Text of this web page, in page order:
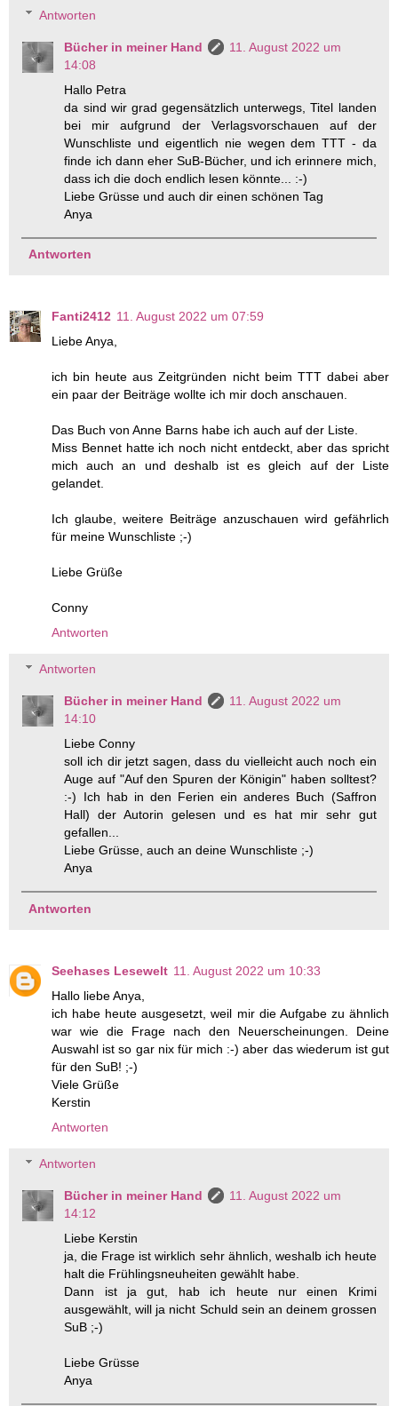
Antworten
Bücher in meiner Hand
11. August 2022 um
14:08
Hallo Petra
da sind wir grad gegensätzlich unterwegs, Titel landen
bei mir aufgrund der Verlagsvorschauen auf der
Wunschliste und eigentlich nie wegen dem TTT - da
finde ich dann eher SuB-Bücher, und ich erinnere mich,
dass ich die doch endlich lesen könnte... :-)
Liebe Grüsse und auch dir einen schönen Tag
Anya
Antworten
Fanti2412 11. August 2022 um 07:59
Liebe Anya,
ich bin heute aus Zeitgründen nicht beim TTT dabei aber
ein paar der Beiträge wollte ich mir doch anschauen.
Das Buch von Anne Barns habe ich auch auf der Liste.
Miss Bennet hatte ich noch nicht entdeckt, aber das spricht
mich auch an und deshalb ist es gleich auf der Liste
gelandet.
Ich glaube, weitere Beiträge anzuschauen wird gefährlich
für meine Wunschliste ;-)
Liebe Grüße
Conny
Antworten
Antworten
Bücher in meiner Hand
11. August 2022 um
14:10
Liebe Conny
soll ich dir jetzt sagen, dass du vielleicht auch noch ein
Auge auf "Auf den Spuren der Königin" haben solltest?
:-) Ich hab in den Ferien ein anderes Buch (Saffron
Hall) der Autorin gelesen und es hat mir sehr gut
gefallen...
Liebe Grüsse, auch an deine Wunschliste ;-)
Anya
Antworten
Seehases Lesewelt 11. August 2022 um 10:33
Hallo liebe Anya,
ich habe heute ausgesetzt, weil mir die Aufgabe zu ähnlich
war wie die Frage nach den Neuerscheinungen. Deine
Auswahl ist so gar nix für mich :-) aber das wiederum ist gut
für den SuB! ;-)
Viele Grüße
Kerstin
Antworten
Antworten
Bücher in meiner Hand
11. August 2022 um
14:12
Liebe Kerstin
ja, die Frage ist wirklich sehr ähnlich, weshalb ich heute
halt die Frühlingsneuheiten gewählt habe.
Dann ist ja gut, hab ich heute nur einen Krimi
ausgewählt, will ja nicht Schuld sein an deinem grossen
SuB ;-)
Liebe Grüsse
Anya